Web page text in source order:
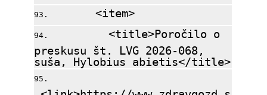
<item>
<title>Poročilo o
preskusu št. LVG 2026-068,
suša, Hylobius abietis</title>
<link>https://www.zdravgozd.s